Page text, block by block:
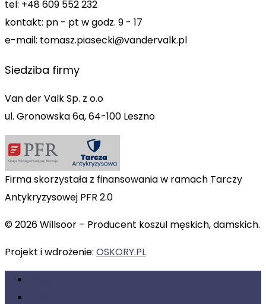
tel: +48 609 552 232
kontakt: pn - pt w godz. 9 - 17
e-mail: tomasz.piasecki@vandervalk.pl
Siedziba firmy
Van der Valk Sp. z o.o
ul. Gronowska 6a, 64-100 Leszno
Firma skorzystała z finansowania w ramach Tarczy
Antykryzysowej PFR 2.0
© 2026 Willsoor – Producent koszul męskich, damskich.
Projekt i wdrożenie: OSKORY.PL